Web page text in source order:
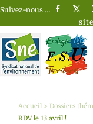
Suivez-nous …
Accueil >Dossiers
RDV le 13 avril !